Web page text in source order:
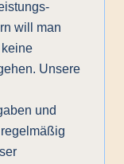
will man
Unsere
und